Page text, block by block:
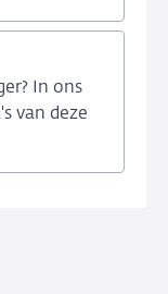
In ons
van deze